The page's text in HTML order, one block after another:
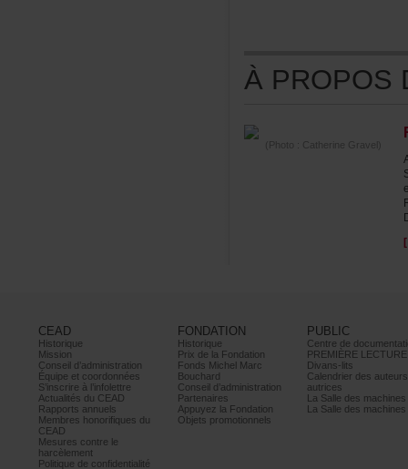
(Photo:CatherineGravel)
CEAD
Historique
Mission
Conseild’administration
Équipeetcoordonnées
S’inscrireàl’infolettre
ActualitésduCEAD
Rapportsannuels
Membreshonorifiquesdu
CEAD
Mesurescontrele
harcèlement
Politiquedeconfidentialité
FONDATION
Historique
PrixdelaFondation
FondsMichelMarc
Bouchard
Conseild’administration
Partenaires
AppuyezlaFondation
Objetspromotionnels
PUBLIC
PREMIÈRELECTURE
Divans-lits
autrices